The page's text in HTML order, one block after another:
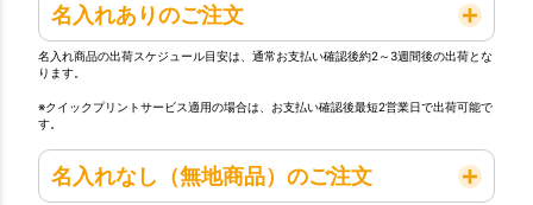
名入れありのご注文
名入れ商品の出荷スケジュール目安は、通常お支払い確認後約2～3週間後の出荷とな
ります。
※クイックプリントサービス適用の場合は、お支払い確認後最短2営業日で出荷可能で
す。
名入れなし（無地商品）のご注文